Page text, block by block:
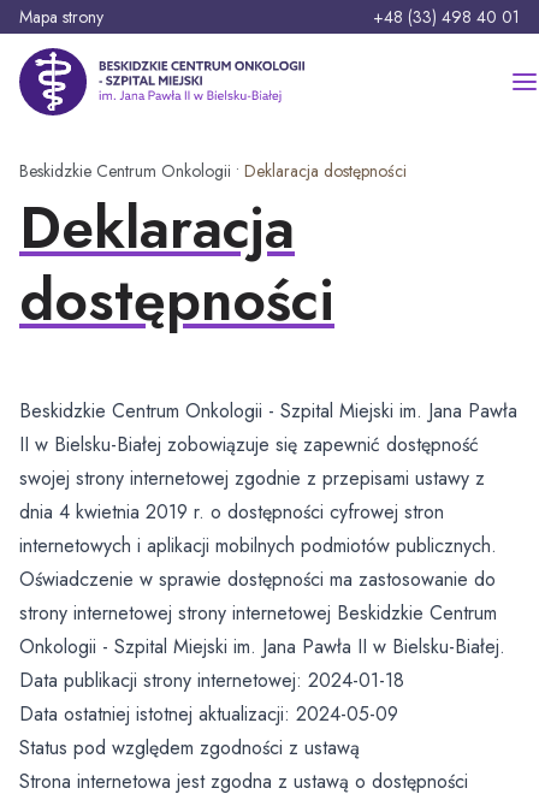
r
Mapa strony Telefon:
+48 (33) 498 40 01
Beskidzkie Centrum Onkologii - Szpital Miejski im. Jana Pawła
Szukaj:
Strona główna
Szpital
Oferty pracy
Zasady przyjęć i opuszczania szpitala
Zasady odwiedzin i opieka nad Pacjentem
Prawa pacjenta / skargi i wnioski
Standardy Ochrony Dzieci
Wniosek o udostępnienie dokumentacji medycznej
Zgłaszanie zdarzeń niepożądanych przez pacjentów
Oddziały
Oddział Anestezjologii i Intensywnej Terapii
Oddział Chirurgii Onkologicznej i Ogólnej
Oddział Onkologiczny
Oddział Radioterapii i Chemioterapii
Izba Przyjęć
Blok Położniczo – Ginekologiczny
Poradnie specjalistyczne
Aktualna praca poradni specjalistycznych
Zakład Medycyny Nuklearnej
Informacje dla Pacjenta
Badania Scyntygraficzne SPECT/CT
Kardiologia Nuklearna D-SPECT
Zakład Patomorfologii
Zakład Diagnostyki Obrazowej
Breast Cancer Unit
Rozwój i inwestycje
Platforma zakupowa
Projekty unijne
Aktualności
Do pobrania
Kontakt
Beskidzkie Centrum Onkologii • Deklaracja dostępności
Deklaracja
dostępności
Beskidzkie Centrum Onkologii - Szpital Miejski im. Jana Pawła
II w Bielsku-Białej zobowiązuje się zapewnić dostępność
swojej strony internetowej zgodnie z przepisami ustawy z
dnia 4 kwietnia 2019 r. o dostępności cyfrowej stron
internetowych i aplikacji mobilnych podmiotów publicznych.
Oświadczenie w sprawie dostępności ma zastosowanie do
strony internetowej strony internetowej Beskidzkie Centrum
Onkologii - Szpital Miejski im. Jana Pawła II w Bielsku-Białej.
Data publikacji strony internetowej: 2024-01-18
Data ostatniej istotnej aktualizacji: 2024-05-09
Status pod względem zgodności z ustawą
Strona internetowa jest zgodna z ustawą o dostępności